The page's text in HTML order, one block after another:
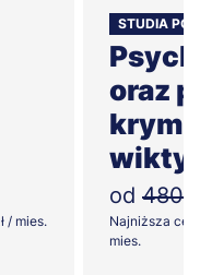
/ mies.
STUDIA
oraz
od 480zł
Najniższa
mies.